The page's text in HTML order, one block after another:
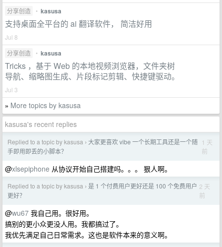
分享创造 • kasusa
支持桌面全平台的 ai 翻译软件， 简洁好用
Jul 8
分享创造
• kasusa
Tricks ，基于 Web 的本地视频浏览器，文件夹树
导航、缩略图生成、片段标记剪辑、快捷键驱动。
Jul 3
» More topics by kasusa
kasusa's recent replies
Replied to a topic by kasusa › 大家更喜欢 vibe 一个长期工具还是一个随
手即用即丢的小脚本？
1 天
前
@xlsepiphone 从协议开始自己搭建吗。。。 狠人啊。
Replied to a topic by kasusa › 是 1 个付费用户更好还是 100 个免费用户
更好？
2 天
前
@wu67 我自己用。很好用。
搞别的更小众更没人用。我都搞过了。
我优先满足自己日常需求。这也是软件本来的意义啊。